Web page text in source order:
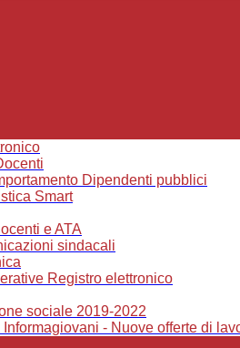
Dipendenti pubblici
Smart
e ATA
sindacali
Registro elettronico
sociale 2019-2022
- Nuove offerte di